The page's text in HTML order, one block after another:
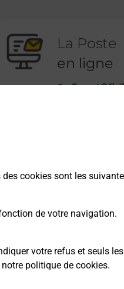
cookies sont les
de votre navigation.
votre refus et seuls
notre politique de cookies.
La Poste
en ligne
Ouvert 24h/